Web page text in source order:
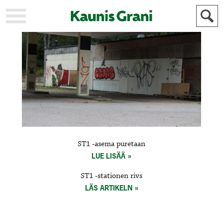
KAUPUNKI
STADEN
AJANKOHTAISTA
AKTUELLT
URHEILU
IDROTT
KULTTUURI
KULTUR
HISTORIA
HISTORIA
YLEINEN
ALLMÄN
ANNONSÖRER
ST1 -asema puretaan
LUE LISÄÄ
ST1 -stationen rivs
LÄS ARTIKELN